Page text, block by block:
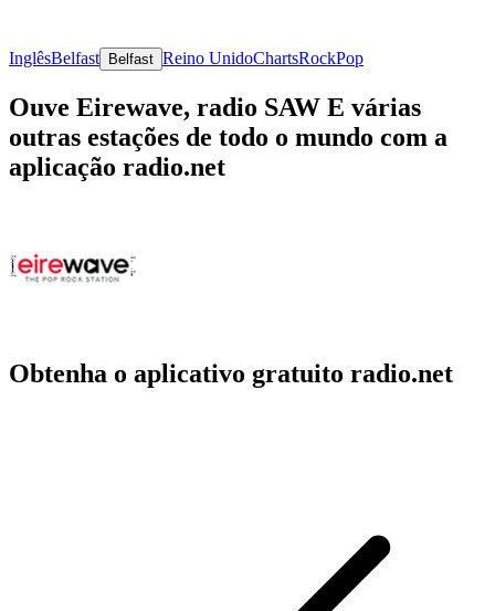
InglêsBelfast Belfast Reino UnidoChartsRockPop
Ouve Eirewave, radio SAW E várias
outras estações de todo o mundo com a
aplicação radio.net
Obtenha o aplicativo gratuito radio.net